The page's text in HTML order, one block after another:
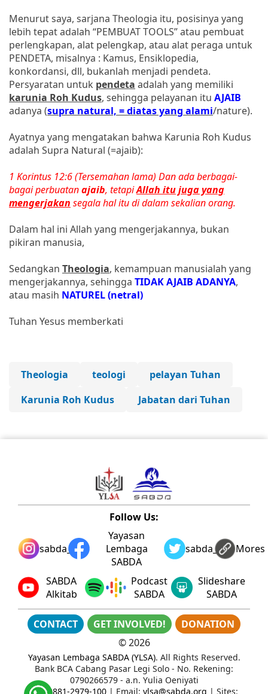
Menurut saya, sarjana Theologia itu, posisinya yang
lebih tepat adalah “PEMBUAT TOOLS” atau pembuat
perlengkapan, alat pelengkap, atau alat peraga untuk
PENDETA, misalnya : Kamus, Ensiklopedia,
konkordansi, dll, bukanlah menjadi pendeta.
Persyaratan untuk pendeta adalah yang memiliki
karunia Roh Kudus, sehingga pelayanan itu AJAIB
adanya (supra natural, = diatas yang alami/nature).
Ayatnya yang mengatakan bahwa Karunia Roh Kudus
adalah Supra Natural (=ajaib):
1 Korintus 12:6 (Tersemahan lama) Dan ada berbagai-
bagai perbuatanajaib, tetapiAllah itu juga yang
mengerjakan segala hal itu di dalam sekalian orang.
Dalam hal ini Allah yang mengerjakannya, bukan
pikiran manusia,
Sedangkan Theologia, kemampuan manusialah yang
mengerjakannya, sehingga TIDAK AJAIB ADANYA,
atau masih NATUREL (netral)
Tuhan Yesus memberkati
Theologia teologi
pelayan Tuhan
Karunia Roh Kudus
Jabatan dari Tuhan
Follow Us:
sabda_ylsa
Yayasan
Lembaga
SABDA
sabda_ylsaMores
SABDA
Alkitab
Podcast
SABDA
Slideshare
SABDA
CONTACT GET INVOLVED!
DONATION
©2026
Yayasan Lembaga SABDA (YLSA). All Rights Reserved.
Bank BCA Cabang Pasar Legi Solo - No. Rekening:
0790266579 - a.n. Yulia Oeniyati
WA:0881-2979-100| Email: ylsa@sabda.org | Sites: